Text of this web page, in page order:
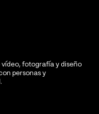
fotografía y diseño
personas y